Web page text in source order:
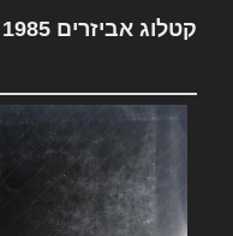
קטלוג אביזרים Jeep 1985